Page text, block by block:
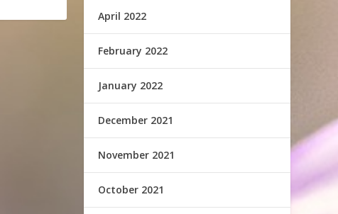
April 2022
February 2022
January 2022
December 2021
November 2021
October 2021